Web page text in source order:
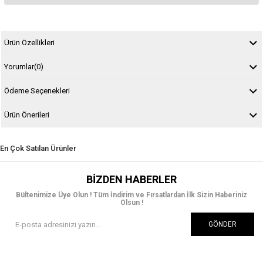
Ürün Özellikleri
Yorumlar(0)
Ödeme Seçenekleri
Ürün Önerileri
En Çok Satılan Ürünler
BIZDEN HABERLER
Bültenimize Üye Olun ! Tüm İndirim ve Fırsatlardan İlk Sizin Haberiniz
Olsun !
GÖNDER